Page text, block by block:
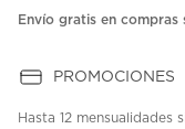
Envío gratis en compras
PROMOCIONES
Hasta 12 mensualidades